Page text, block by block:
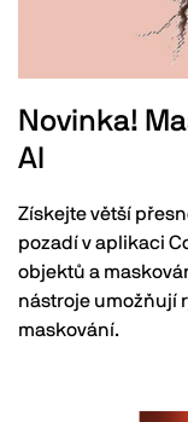
Novinka!
AI
Získejte větší
pozadí v aplikaci
objektů a
nástroje umožňují
maskování.